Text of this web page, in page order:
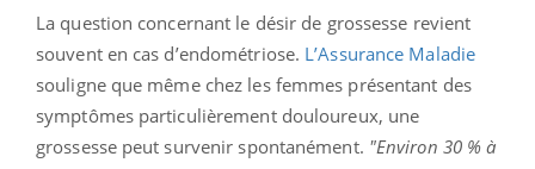
La question concernant le désir de grossesse revient
souvent en cas d’endométriose. L’Assurance Maladie
souligne que même chez les femmes présentant des
symptômes particulièrement douloureux, une
grossesse peut survenir spontanément. "Environ 30 % à